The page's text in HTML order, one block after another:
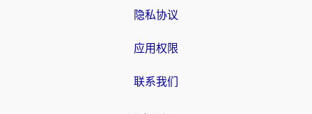
隐私协议
应用权限
联系我们